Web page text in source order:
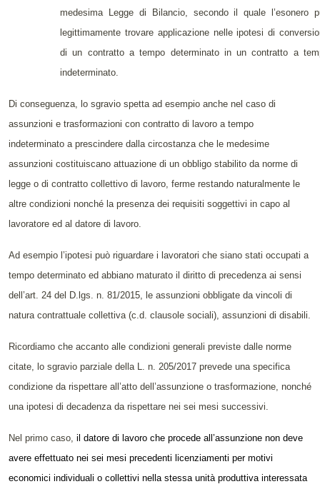
medesima Legge di Bilancio, secondo il quale l’esonero
legittimamente trovare applicazione nelle ipotesi di
di un contratto a tempo determinato in un contratto a
indeterminato.
Di conseguenza, lo sgravio spetta ad esempio anche nel caso di
assunzioni e trasformazioni con contratto di lavoro a tempo
indeterminato a prescindere dalla circostanza che le medesime
assunzioni costituiscano attuazione di un obbligo stabilito da norme di
legge o di contratto collettivo di lavoro, ferme restando naturalmente le
altre condizioni nonché la presenza dei requisiti soggettivi in capo al
lavoratore ed al datore di lavoro.
Ad esempio l’ipotesi può riguardare i lavoratori che siano stati occupati a
tempo determinato ed abbiano maturato il diritto di precedenza ai sensi
dell’art. 24 del D.lgs. n. 81/2015, le assunzioni obbligate da vincoli di
natura contrattuale collettiva (c.d. clausole sociali), assunzioni di disabili.
Ricordiamo che accanto alle condizioni generali previste dalle norme
citate, lo sgravio parziale della L. n. 205/2017 prevede una specifica
condizione da rispettare all’atto dell’assunzione o trasformazione, nonché
una ipotesi di decadenza da rispettare nei sei mesi successivi.
Nel primo caso, il datore di lavoro che procede all’assunzione non deve
avere effettuato nei sei mesi precedenti licenziamenti per motivi
economici individuali o collettivi nella stessa unità produttiva interessata